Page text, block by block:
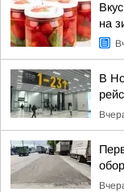
на
В